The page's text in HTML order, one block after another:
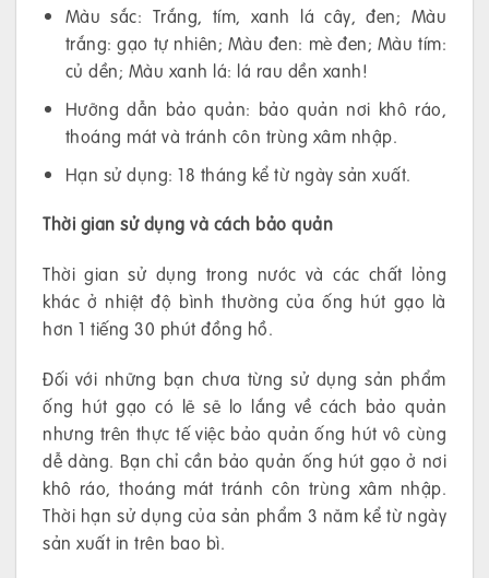
Màu sắc: Trắng, tím, xanh lá cây, đen; Màu
trắng: gạo tự nhiên; Màu đen: mè đen; Màu tím:
củ dền; Màu xanh lá: lá rau dền xanh!
Hưỡng dẫn bảo quản: bảo quản nơi khô ráo,
thoáng mát và tránh côn trùng xâm nhập.
Hạn sử dụng: 18 tháng kể từ ngày sản xuất.
Thời gian sử dụng và cách bảo quản
Thời gian sử dụng trong nước và các chất lỏng
khác ở nhiệt độ bình thường của ống hút gạo là
hơn 1 tiếng 30 phút đồng hồ.
Đối với những bạn chưa từng sử dụng sản phẩm
ống hút gạo có lẽ sẽ lo lắng về cách bảo quản
nhưng trên thực tế việc bảo quản ống hút vô cùng
dễ dàng. Bạn chỉ cần bảo quản ống hút gạo ở nơi
khô ráo, thoáng mát tránh côn trùng xâm nhập.
Thời hạn sử dụng của sản phẩm 3 năm kể từ ngày
sản xuất in trên bao bì.